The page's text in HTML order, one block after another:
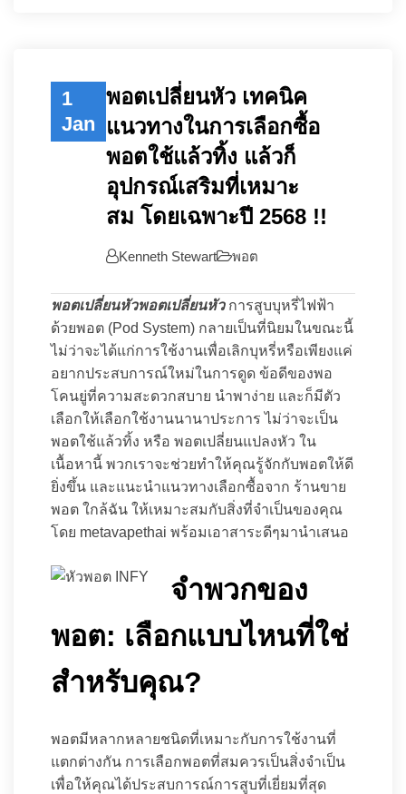
1
Jan
พอตเปลี่ยนหัว เทคนิค
แนวทางในการเลือกซื้อ
พอตใช้แล้วทิ้ง แล้วก็
อุปกรณ์เสริมที่เหมาะ
สม โดยเฉพาะปี 2568 !!
Kenneth Stewart พอต
พอตเปลี่ยนหัวพอตเปลี่ยนหัวการสูบบุหรี่ไฟฟ้า
ด้วยพอต (Pod System) กลายเป็นที่นิยมในขณะนี้
ไม่ว่าจะได้แก่การใช้งานเพื่อเลิกบุหรี่หรือเพียงแค่
อยากประสบการณ์ใหม่ในการดูด ข้อดีของพอ
โคนยู่ที่ความสะดวกสบาย นำพาง่าย และก็มีตัว
เลือกให้เลือกใช้งานนานาประการ ไม่ว่าจะเป็น
พอตใช้แล้วทิ้ง หรือ พอตเปลี่ยนแปลงหัว ใน
เนื้อหานี้ พวกเราจะช่วยทำให้คุณรู้จักกับพอตให้ดี
ยิ่งขึ้น และแนะนำแนวทางเลือกซื้อจาก ร้านขาย
พอต ใกล้ฉัน ให้เหมาะสมกับสิ่งที่จำเป็นของคุณ
โดย metavapethai พร้อมเอาสาระดีๆมานำเสนอ
จำพวกของ
พอต: เลือกแบบไหนที่ใช่
สำหรับคุณ?
พอตมีหลากหลายชนิดที่เหมาะกับการใช้งานที่
แตกต่างกัน การเลือกพอตที่สมควรเป็นสิ่งจำเป็น
เพื่อให้คุณได้ประสบการณ์การสูบที่เยี่ยมที่สุด